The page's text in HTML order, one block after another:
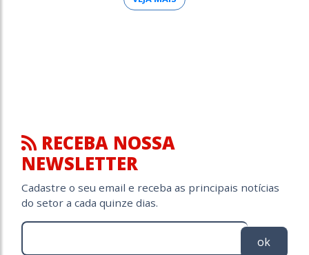
RECEBA NOSSA
NEWSLETTER
Cadastre o seu email e receba as principais notícias
do setor a cada quinze dias.
ok